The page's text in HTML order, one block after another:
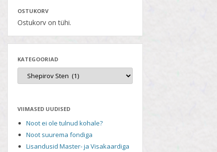
OSTUKORV
Ostukorv on tühi.
KATEGOORIAD
VIIMASED UUDISED
Noot ei ole tulnud kohale?
Noot suurema fondiga
Lisandusid Master- ja Visakaardiga